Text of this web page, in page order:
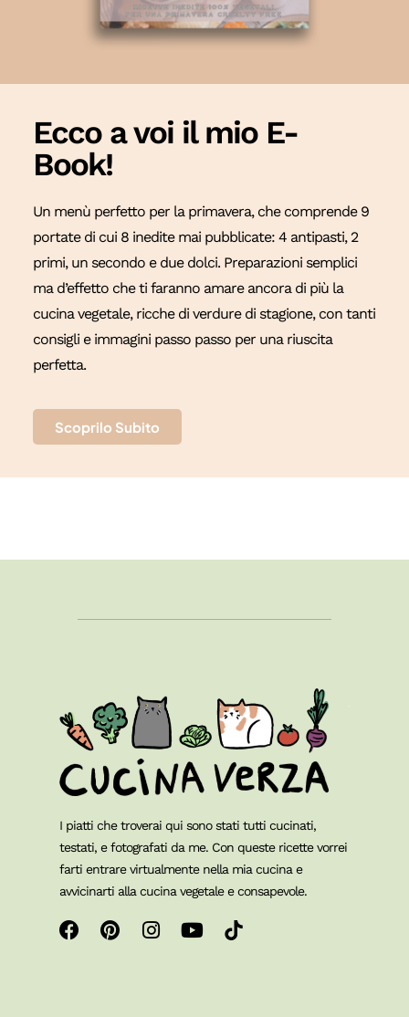
Ecco a voi il mio E-
Book!
Un menù perfetto per la primavera, che comprende 9
portate di cui 8 inedite mai pubblicate: 4 antipasti, 2
primi, un secondo e due dolci. Preparazioni semplici
ma d’effetto che ti faranno amare ancora di più la
cucina vegetale, ricche di verdure di stagione, con tanti
consigli e immagini passo passo per una riuscita
perfetta.
Scoprilo Subito
I piatti che troverai qui sono stati tutti cucinati,
testati, e fotografati da me. Con queste ricette vorrei
farti entrare virtualmente nella mia cucina e
avvicinarti alla cucina vegetale e consapevole.